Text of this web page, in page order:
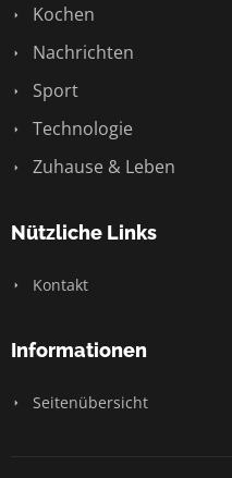
Kochen
Nachrichten
Sport
Technologie
Zuhause & Leben
Nützliche Links
Kontakt
Informationen
Seitenübersicht